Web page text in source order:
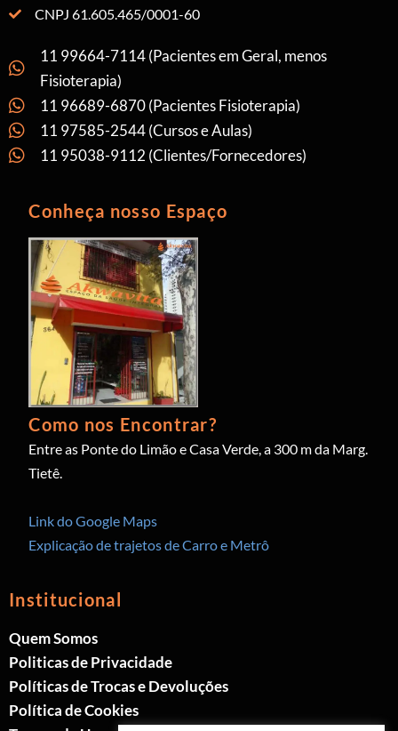
CNPJ 61.605.465/0001-60
11 99664-7114 (Pacientes em Geral, menos
Fisioterapia)
11 96689-6870 (Pacientes Fisioterapia)
11 97585-2544 (Cursos e Aulas)
11 95038-9112 (Clientes/Fornecedores)
Conheça nosso Espaço
Como nos Encontrar?
Entre as Ponte do Limão e Casa Verde, a 300 m da Marg.
Tietê.
Link do Google Maps
Explicação de trajetos de Carro e Metrô
Institucional
Quem Somos
Politicas de Privacidade
Políticas de Trocas e Devoluções
Política de Cookies